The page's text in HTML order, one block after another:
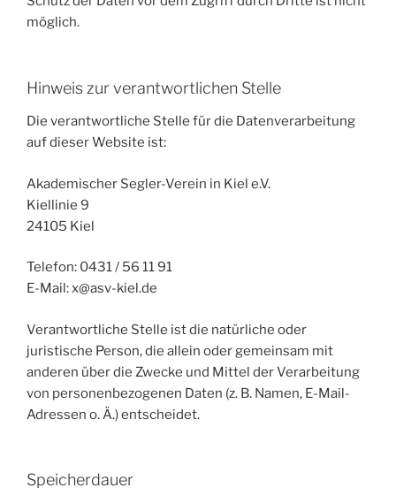
möglich.
Hinweis zur verantwortlichen Stelle
Die verantwortliche Stelle für die Datenverarbeitung
auf dieser Website ist:
Akademischer Segler-Verein in Kiel e.V.
Kiellinie 9
24105 Kiel
Telefon: 0431 / 56 11 91
E-Mail: x@asv-kiel.de
Verantwortliche Stelle ist die natürliche oder
juristische Person, die allein oder gemeinsam mit
anderen über die Zwecke und Mittel der Verarbeitung
von personenbezogenen Daten (z. B. Namen, E-Mail-
Adressen o. Ä.) entscheidet.
Speicherdauer